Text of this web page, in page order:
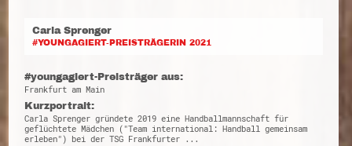
Carla Sprenger
#YOUNGAGIERT-PREISTRÄGERIN 2021
#youngagiert-Preisträger aus:
Frankfurt am Main
Kurzportrait:
Carla Sprenger gründete 2019 eine Handballmannschaft für
geflüchtete Mädchen ("Team international: Handball gemeinsam
erleben") bei der TSG Frankfurter ...